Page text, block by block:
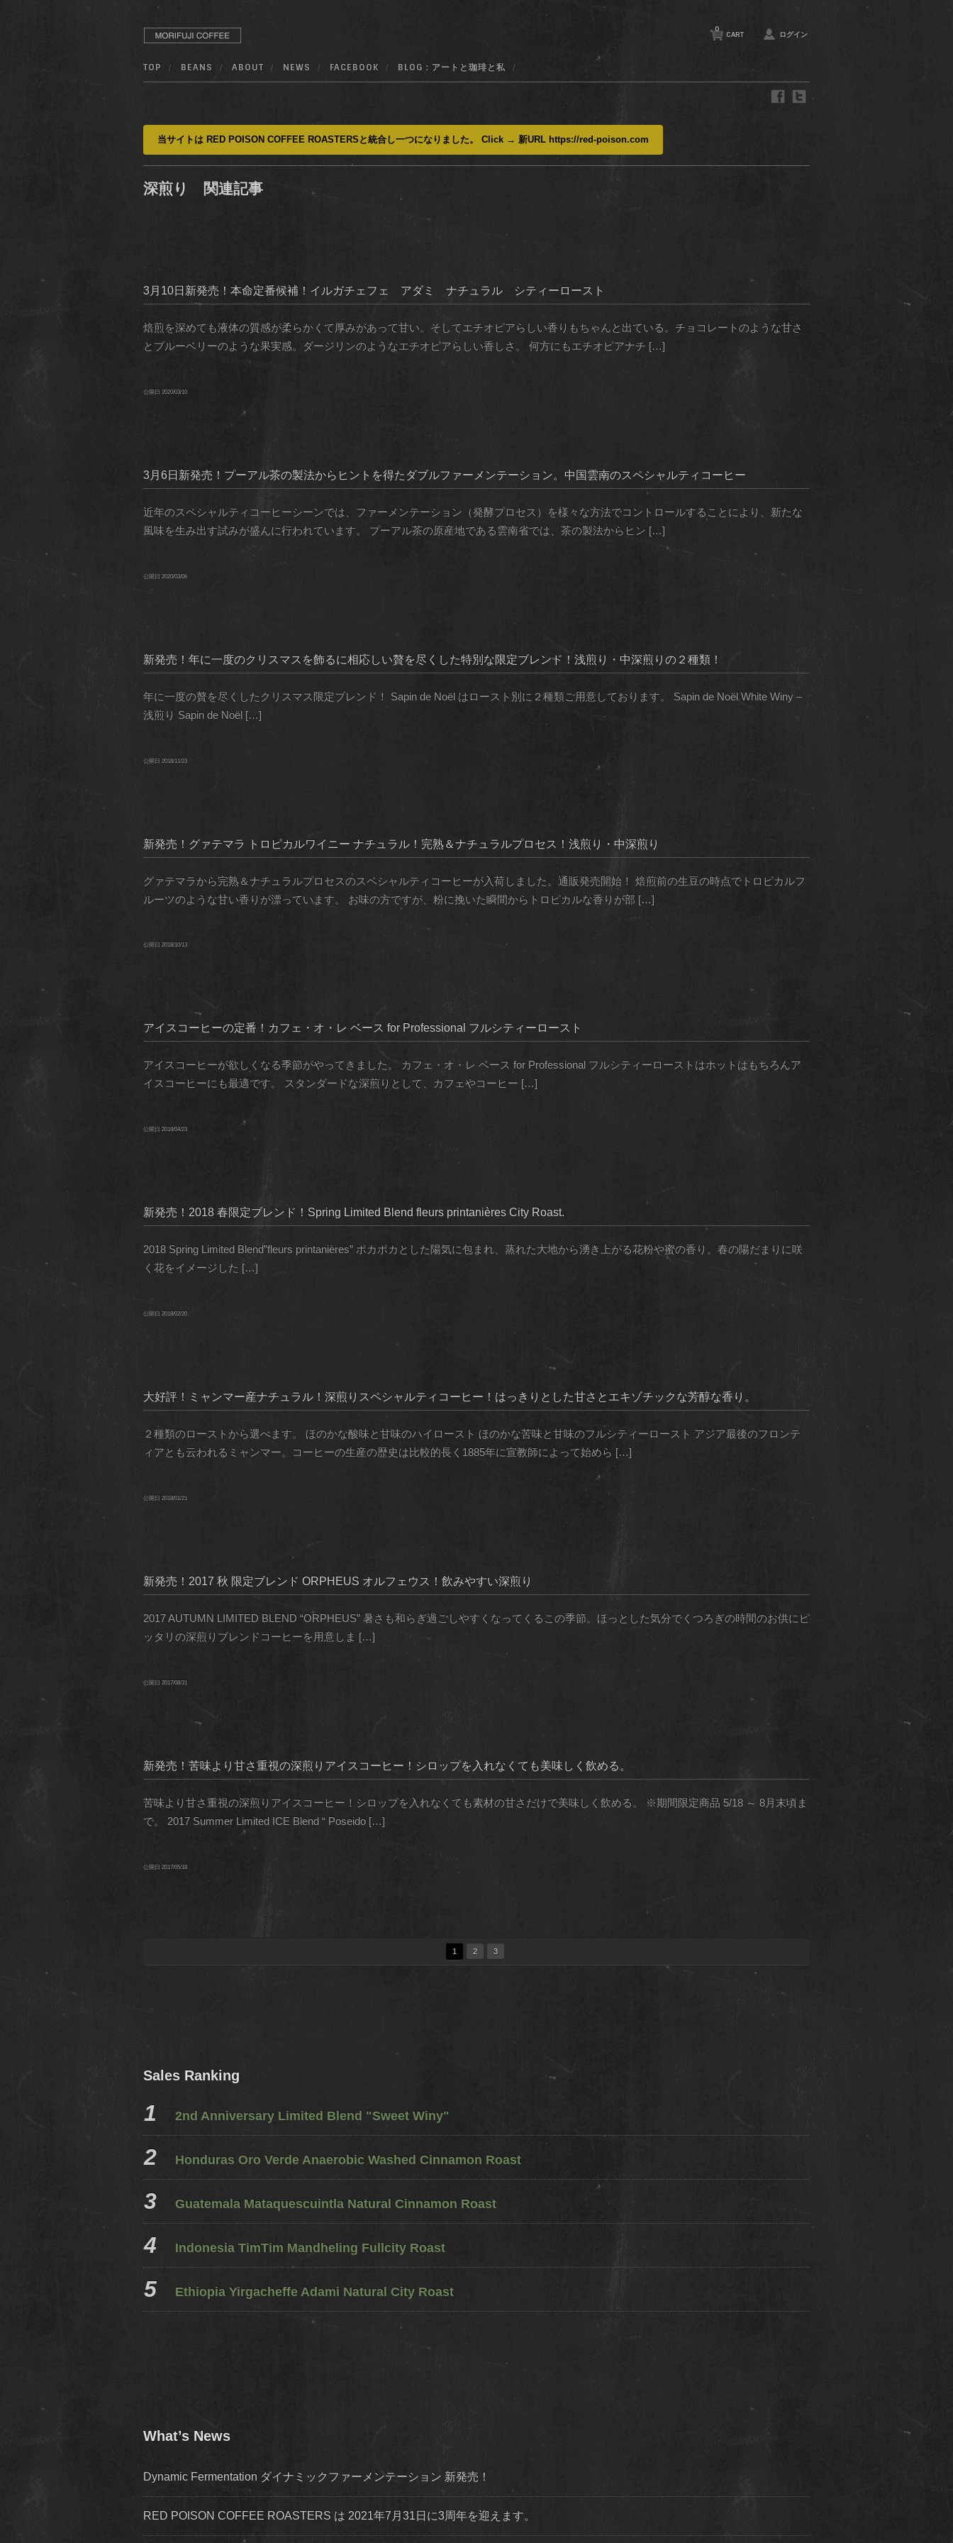
TOP BEANS ABOUT NEWS FACEBOOK BLOG : アートと珈琲と私
CART
0
ログイン
当サイトは RED POISON COFFEE ROASTERSと統合し一つになりました。 Click → 新URL https://red-poison.com
深煎り 関連記事
3月10日新発売！本命定番候補！イルガチェフェ アダミ ナチュラル シティーロースト
焙煎を深めても液体の質感が柔らかくて厚みがあって甘い。そしてエチオピアらしい香りもちゃんと出ている。チョコレートのような甘さ
とブルーベリーのような果実感。ダージリンのようなエチオピアらしい香しさ。 何方にもエチオピアナチ […]
公開日 2020/03/10
3月6日新発売！プーアル茶の製法からヒントを得たダブルファーメンテーション。中国雲南のスペシャルティコーヒー
近年のスペシャルティコーヒーシーンでは、ファーメンテーション（発酵プロセス）を様々な方法でコントロールすることにより、新たな
風味を生み出す試みが盛んに行われています。 プーアル茶の原産地である雲南省では、茶の製法からヒン […]
公開日 2020/03/06
新発売！年に一度のクリスマスを飾るに相応しい贅を尽くした特別な限定ブレンド！浅煎り・中深煎りの２種類！
年に一度の贅を尽くしたクリスマス限定ブレンド！ Sapin de Noël はロースト別に２種類ご用意しております。 Sapin de Noël White Winy –
浅煎り Sapin de Noël […]
公開日 2018/11/23
新発売！グァテマラ トロピカルワイニー ナチュラル！完熟＆ナチュラルプロセス！浅煎り・中深煎り
グァテマラから完熟＆ナチュラルプロセスのスペシャルティコーヒーが入荷しました。通販発売開始！ 焙煎前の生豆の時点でトロピカルフ
ルーツのような甘い香りが漂っています。 お味の方ですが、粉に挽いた瞬間からトロピカルな香りが部 […]
公開日 2018/10/13
アイスコーヒーの定番！カフェ・オ・レ ベース for Professional フルシティーロースト
アイスコーヒーが欲しくなる季節がやってきました。 カフェ・オ・レ ベース for Professional フルシティーローストはホットはもちろんア
イスコーヒーにも最適です。 スタンダードな深煎りとして、カフェやコーヒー […]
公開日 2018/04/23
新発売！2018 春限定ブレンド！Spring Limited Blend fleurs printanières City Roast.
2018 Spring Limited Blend”fleurs printanières” ポカポカとした陽気に包まれ、蒸れた大地から湧き上がる花粉や蜜の香り。春の陽だまりに咲
く花をイメージした […]
公開日 2018/02/20
大好評！ミャンマー産ナチュラル！深煎りスペシャルティコーヒー！はっきりとした甘さとエキゾチックな芳醇な香り。
２種類のローストから選べます。 ほのかな酸味と甘味のハイロースト ほのかな苦味と甘味のフルシティーロースト アジア最後のフロンテ
ィアとも云われるミャンマー。コーヒーの生産の歴史は比較的長く1885年に宣教師によって始めら […]
公開日 2018/01/21
新発売！2017 秋 限定ブレンド ORPHEUS オルフェウス！飲みやすい深煎り
2017 AUTUMN LIMITED BLEND “ORPHEUS” 暑さも和らぎ過ごしやすくなってくるこの季節。ほっとした気分でくつろぎの時間のお供にピ
ッタリの深煎りブレンドコーヒーを用意しま […]
公開日 2017/08/31
新発売！苦味より甘さ重視の深煎りアイスコーヒー！シロップを入れなくても美味しく飲める。
苦味より甘さ重視の深煎りアイスコーヒー！シロップを入れなくても素材の甘さだけで美味しく飲める。 ※期間限定商品 5/18 ～ 8月末頃ま
で。 2017 Summer Limited ICE Blend “ Poseido […]
公開日 2017/05/18
1 2 3
Sales Ranking
2nd Anniversary Limited Blend "Sweet Winy"
Honduras Oro Verde Anaerobic Washed Cinnamon Roast
Guatemala Mataquescuintla Natural Cinnamon Roast
Indonesia TimTim Mandheling Fullcity Roast
Ethiopia Yirgacheffe Adami Natural City Roast
What’s News
Dynamic Fermentation ダイナミックファーメンテーション 新発売！
RED POISON COFFEE ROASTERS は 2021年7月31日に3周年を迎えます。